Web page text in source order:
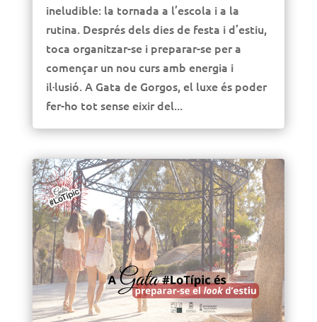
ineludible: la tornada a l’escola i a la
rutina. Després dels dies de festa i d’estiu,
toca organitzar-se i preparar-se per a
començar un nou curs amb energia i
il·lusió. A Gata de Gorgos, el luxe és poder
fer-ho tot sense eixir del...